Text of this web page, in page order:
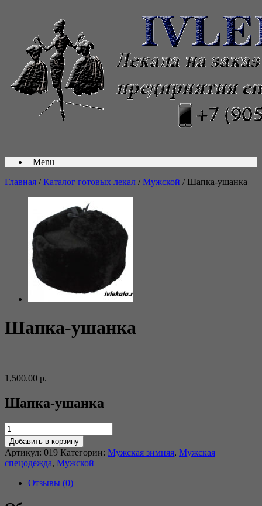
Menu
Главная /Каталог готовых лекал /Мужской / Шапка-ушанка
Шапка-ушанка
1,500.00 р.
Шапка-ушанка
Добавить в корзину
Артикул: 019 Категории: Мужская зимняя, Мужская
спецодежда, Мужской
Отзывы (0)